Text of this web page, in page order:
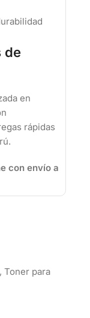
de
en
rápidas
con envío a
, Toner para